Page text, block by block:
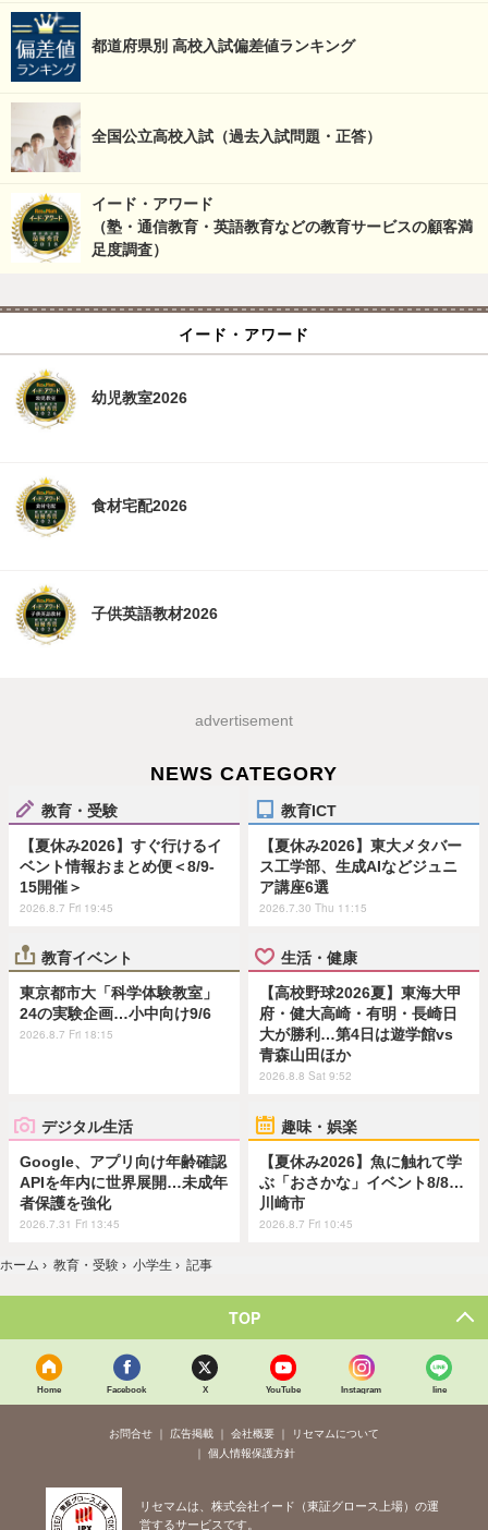
都道府県別 高校入試偏差値ランキング
全国公立高校入試（過去入試問題・正答）
イード・アワード
（塾・通信教育・英語教育などの教育サービスの顧客満
足度調査）
イード・アワード
幼児教室2026
食材宅配2026
子供英語教材2026
advertisement
NEWS CATEGORY
教育・受験
【夏休み2026】すぐ行けるイ
ベント情報おまとめ便＜8/9-
15開催＞
2026.8.7 Fri 19:45
教育ICT
【夏休み2026】東大メタバー
ス工学部、生成AIなどジュニ
ア講座6選
2026.7.30 Thu 11:15
教育イベント
東京都市大「科学体験教室」
24の実験企画…小中向け9/6
2026.8.7 Fri 18:15
生活・健康
【高校野球2026夏】東海大甲
府・健大高崎・有明・長崎日
大が勝利…第4日は遊学館vs
青森山田ほか
2026.8.8 Sat 9:52
デジタル生活
Google、アプリ向け年齢確認
APIを年内に世界展開…未成年
者保護を強化
2026.7.31 Fri 13:45
趣味・娯楽
【夏休み2026】魚に触れて学
ぶ「おさかな」イベント8/8…
川崎市
2026.8.7 Fri 10:45
ホーム › 教育・受験 › 小学生 › 記事
TOP
Home Facebook X YouTube Instagram line
お問合せ 広告掲載 会社概要
リセマムについて
個人情報保護方針
リセマムは、株式会社イード（東証グロース上場）の運
営するサービスです。